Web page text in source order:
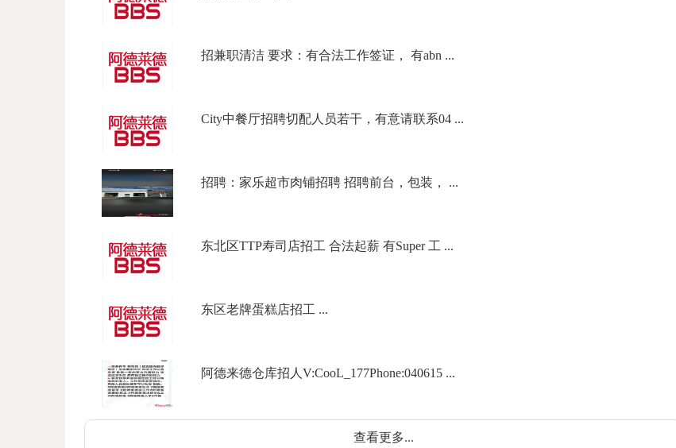
招兼职清洁 要求：有合法工作签证， 有abn ...
City中餐厅招聘切配人员若干，有意请联系04 ...
招聘：家乐超市肉铺招聘 招聘前台，包装， ...
东北区TTP寿司店招工 合法起薪 有Super 工 ...
东区老牌蛋糕店招工 ...
阿德来德仓库招人V:CooL_177Phone:040615 ...
查看更多...